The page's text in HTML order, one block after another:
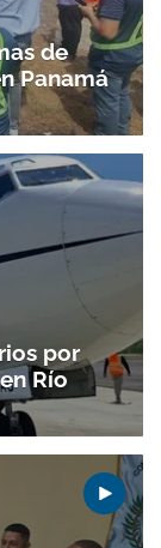
de
Panamá
por
Río